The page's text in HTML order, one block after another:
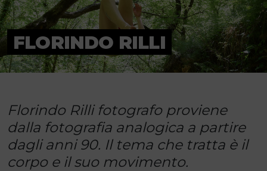
FLORINDO RILLI
Florindo Rilli fotografo proviene
dalla fotografia analogica a partire
dagli anni 90. Il tema che tratta è il
corpo e il suo movimento.